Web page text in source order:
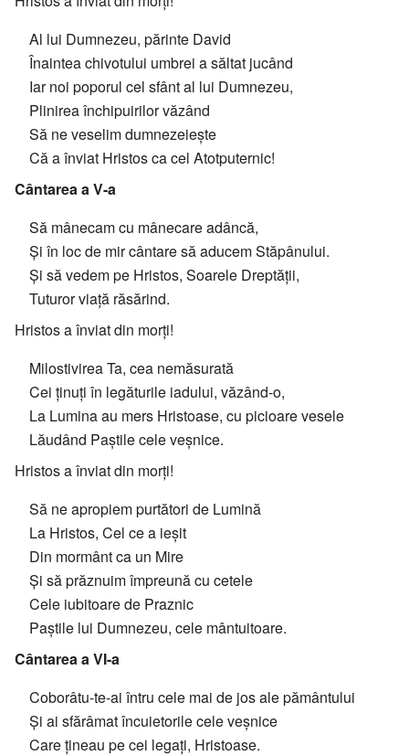
Al lui Dumnezeu, părinte David
Înaintea chivotului umbrei a săltat jucând
Iar noi poporul cel sfânt al lui Dumnezeu,
Plinirea închipuirilor văzând
Să ne veselim dumnezeiește
Că a înviat Hristos ca cel Atotputernic!
Cântarea a V-a
Să mânecam cu mânecare adâncă,
Și în loc de mir cântare să aducem Stăpânului.
Și să vedem pe Hristos, Soarele Dreptății,
Tuturor viață răsărind.
Hristos a înviat din morți!
Milostivirea Ta, cea nemăsurată
Cei ținuți în legăturile iadului, văzând-o,
La Lumina au mers Hristoase, cu picioare vesele
Lăudând Paștile cele veșnice.
Hristos a înviat din morți!
Să ne apropiem purtători de Lumină
La Hristos, Cel ce a ieșit
Din mormânt ca un Mire
Și să prăznuim împreună cu cetele
Cele iubitoare de Praznic
Paștile lui Dumnezeu, cele mântuitoare.
Cântarea a VI-a
Coborâtu-te-ai întru cele mai de jos ale pământului
Și ai sfărâmat încuietorile cele veșnice
Care țineau pe cei legați, Hristoase.